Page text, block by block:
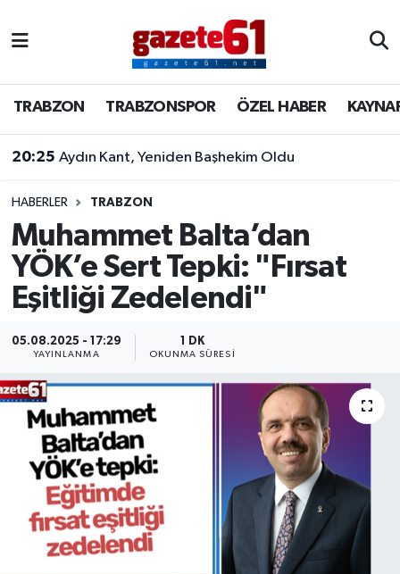
TRABZON TRABZONSPOR ÖZEL HABER
20:25 Aydın Kant, Yeniden Başhekim Oldu
HABERLER TRABZON
Muhammet Balta’dan
YÖK’e Sert Tepki: "Fırsat
Eşitliği Zedelendi"
05.08.2025 - 17:29
YAYINLANMA
1 DK
OKUNMA SÜRESI
TRABZONSPOR
ÖZEL HABER
KAYNAR KAZAN
SİYASET
GÜNDEM
Trabzon Nöbetçi Eczaneler
Trabzon Hava Durumu
Trabzon Namaz Vakitleri
Trabzon Trafik Yoğunluk Haritası
Süper Lig Puan Durumu ve Fikstür
Tüm Manşetler
Son Dakika Haberleri
Haber Arşivi